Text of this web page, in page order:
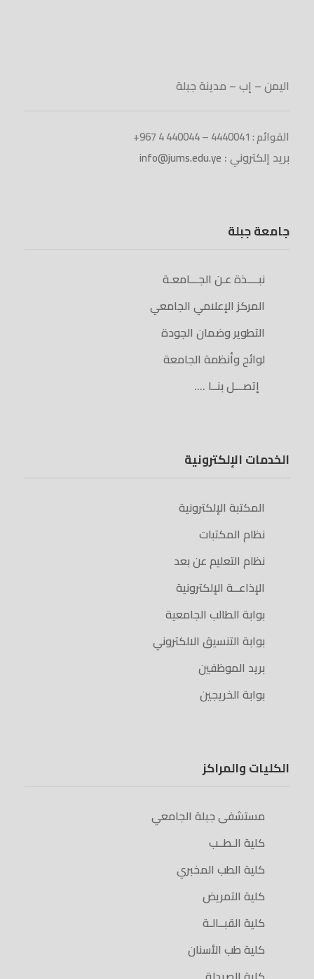
اليمن – إب – مدينة جبلة
القوائم : 4440041 – 440044 4 967+
بريد إلكتروني : info@jums.edu.ye
جامعة جبلة
نبــــذة عـن الجـــامعـة
المركز الإعلامي الجامعي
التطوير وضمان الجودة
لوائح وأنظمة الجامعة
إتصـــل بنــا ….
الخدمات الإلكترونية
المكتبة الإلكترونية
نظام المكتبات
نظام التعليم عن بعد
الإذاعــة الإلكترونية
بوابة الطالب الجامعية
بوابة التنسيق الالكتروني
بريد الموظفين
بوابة الخريجين
الكليات والمراكز
مستشفى جبلة الجامعي
كلية الـطــب
كلية الطب المخبري
كلية التمريض
كلية القبــالـة
كلية طب الأسنان